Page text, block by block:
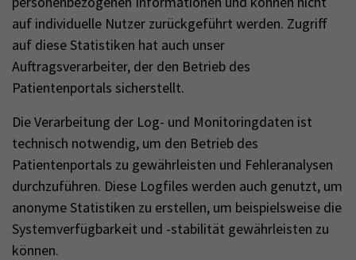
auf individuelle Nutzer zurückgeführt werden. Zugriff
auf diese Statistiken hat auch unser
Auftragsverarbeiter, der den Betrieb des
Patientenportals sicherstellt.
Die Verarbeitung der Log- und Monitoringdaten ist
technisch notwendig, um den Betrieb des
Patientenportals zu gewährleisten und Fehleranalysen
durchzuführen. Diese Logfiles werden auch genutzt, um
anonyme Statistiken zu erstellen, um beispielsweise die
Systemverfügbarkeit und -stabilität gewährleisten zu
können.